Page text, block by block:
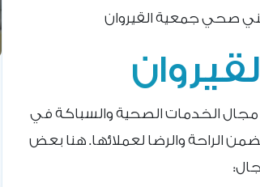
صحي جمعية القيروان
مجال الخدمات الصحية والسباكة في
الراحة والرضا لعملائها. هنا بعض